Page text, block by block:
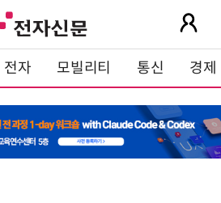
전자 모빌리티 통신 경제